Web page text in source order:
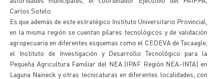
Carlos Sotelo.
Es que además de este estratégico Instituto Universitario Provincial,
en la misma región se cuentan pilares tecnológicos y de validación
agropecuaria en diferentes esquemas como el CEDEVA de Tacaagle,
el Instituto de Investigación y Desarrollo Tecnológico para la
Pequeña Agricultura Familiar del NEA (IPAF Región NEA-INTA) en
Laguna Naineck y otras tecnicaturas en diferentes localidades, con